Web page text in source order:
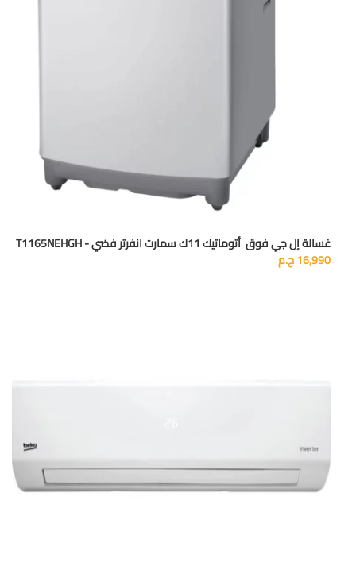
غسالة إل جي فوق أتوماتيك 11ك سمارت انفرتر فضي - T1165NEHGH
16,990ج.م